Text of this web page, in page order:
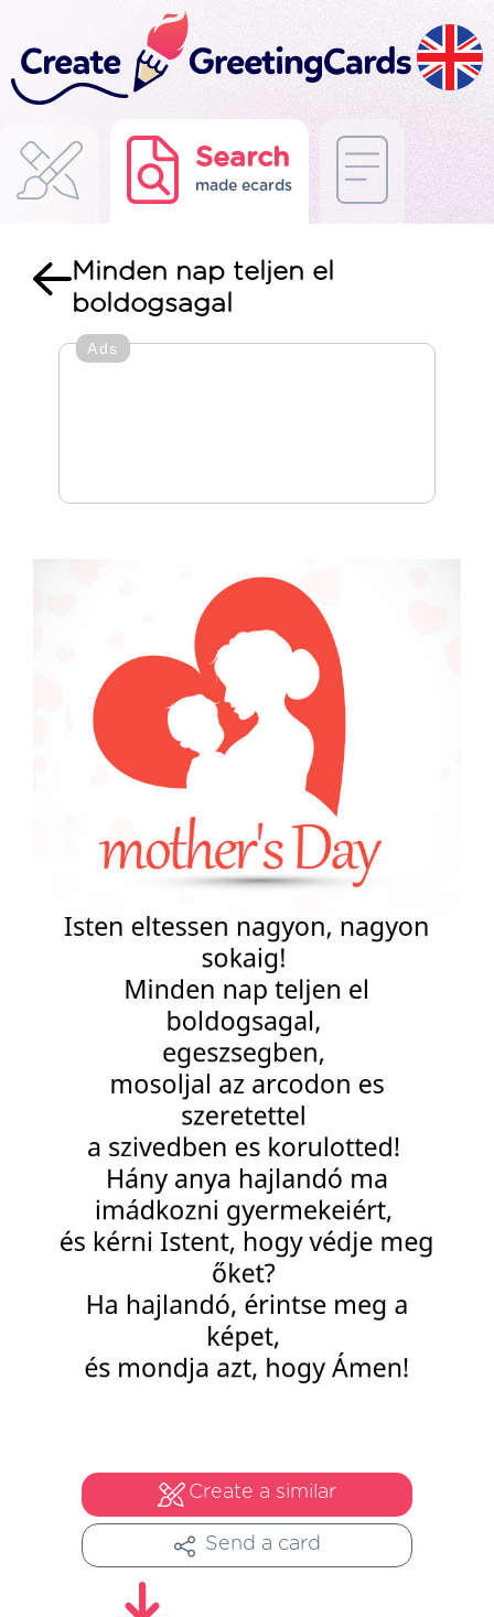
Search
made ecards
Minden nap teljen el
boldogsagal
Ads
Create a similar
Send a card